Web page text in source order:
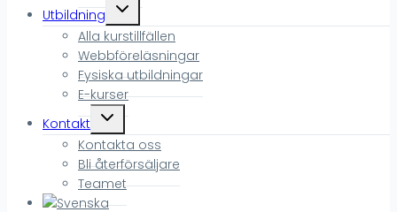
Utbildning
Toggle
child
menu
Alla kurstillfällen
Webbföreläsningar
Fysiska utbildningar
E-kurser
Kontakt
Toggle
child
menu
Kontakta oss
Bli återförsäljare
Teamet